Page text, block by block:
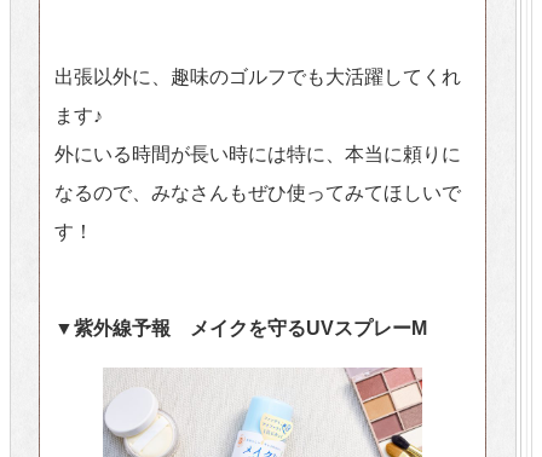
出張以外に、趣味のゴルフでも大活躍してくれ
ます♪
外にいる時間が長い時には特に、本当に頼りに
なるので、みなさんもぜひ使ってみてほしいで
す！
▼紫外線予報 メイクを守るUVスプレーM